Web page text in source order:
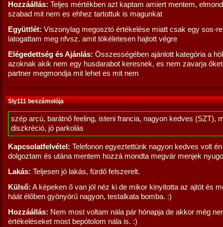
Hozzáállás: Teljes mértékben azt kaptam amiert mentem,
szabad mit nem es ehhez tartottuk is magunkat
Együttlét: Viszonylag megosztó értékelése miatt csak egy sos-re
latogattam meg nfvsz. amit tökéletesen hajtott végre
Elégedettség és Ajánlás: Összességében ajánlott kategória a
azoknak akik nem egy husdarabot keresnek, es nem zavarja
partner megmondja mit lehet es mit nem
Sly111 beszámolója
szép arcú, barátnő feeling, isteni francia, nagyon kedves (SZT),
diszkréció, jó parkolás
Kapcsolatfelvétel: Telefonon egyeztettünk nagyon kedves volt
dolgoztam és utána mentem hozzá mondta megvár menjek
Lakás: Teljesen jó lakás, fürdő felszerelt.
Külső: A képeken ő van jól néz ki de mikor kinyitotta az ajtót és
háát élőben gyönyörű nagyon, testalkata bomba. :)
Hozzáállás: Nem most voltam nála pár hónapja de akkor még
értékeléseket most bepótolom nála is. :)